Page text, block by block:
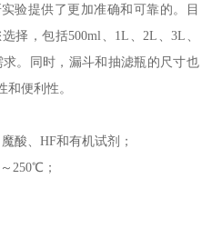
验提供了更加准确和可靠的。目
择，包括500ml、1L、2L、3L、
。同时，漏斗和抽滤瓶的尺寸也
便利性。
酸、HF和有机试剂；
250℃；